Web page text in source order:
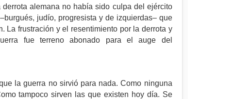
alemana no había sido culpa del ejército
judío, progresista y de izquierdas– que
La frustración y el resentimiento por la derrota y
fue terreno abonado para el auge del
la guerra no sirvió para nada. Como ninguna
tampoco sirven las que existen hoy día. Se